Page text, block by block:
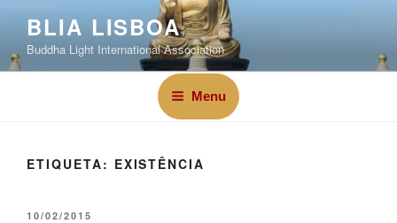
BLIA LISBOA
Buddha Light International Association
Menu
ETIQUETA: EXISTÊNCIA
10/02/2015